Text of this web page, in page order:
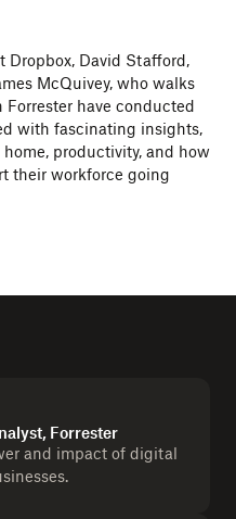
Dropbox, David Stafford,
McQuivey, who walks
have conducted
with fascinating insights,
productivity, and how
their workforce going
Forrester
and impact of digital